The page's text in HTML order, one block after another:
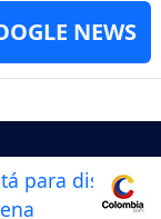
NEWS